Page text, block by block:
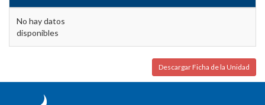
No hay datos
disponibles
Descargar Ficha de la Unidad